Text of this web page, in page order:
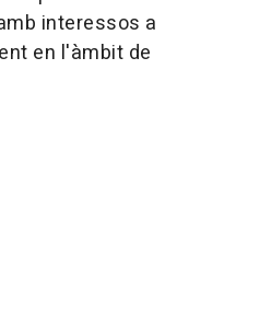
interessos a
en l'àmbit de